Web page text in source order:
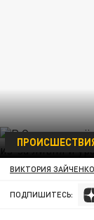
ВИКТОРИЯ ЗАЙЧЕНКО
ПОДПИШИТЕСЬ: